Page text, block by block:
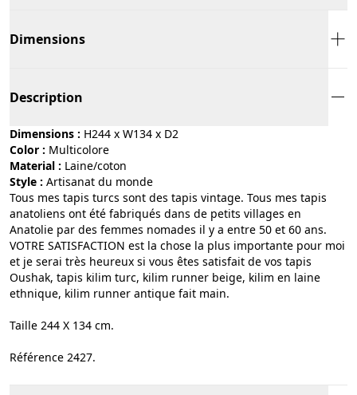
Dimensions
Description
Dimensions : H244 x W134 x D2
Color :
multicolore
Material :
laine/coton
Style :
artisanat du monde
Tous mes tapis turcs sont des tapis vintage. Tous mes tapis
anatoliens ont été fabriqués dans de petits villages en
Anatolie par des femmes nomades il y a entre 50 et 60 ans.
VOTRE SATISFACTION est la chose la plus importante pour moi
et je serai très heureux si vous êtes satisfait de vos tapis
Oushak, tapis kilim turc, kilim runner beige, kilim en laine
ethnique, kilim runner antique fait main.
Taille 244 X 134 cm.
Référence 2427.